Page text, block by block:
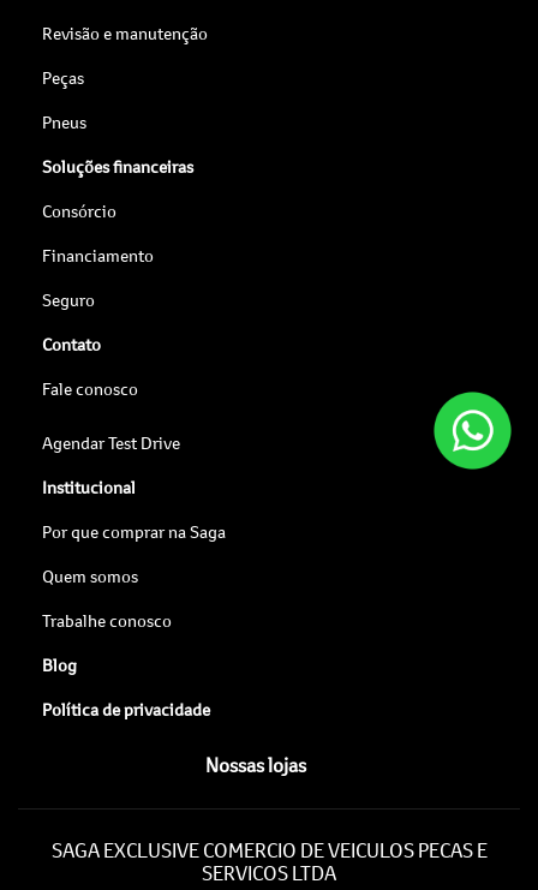
Revisão e manutenção
Peças
Pneus
Soluções financeiras
Consórcio
Financiamento
Seguro
Contato
Fale conosco
Agendar Test Drive
Institucional
Por que comprar na Saga
Quem somos
Trabalhe conosco
Blog
Política de privacidade
Nossas lojas
SAGA EXCLUSIVE COMERCIO DE VEICULOS PECAS E
SERVICOS LTDA